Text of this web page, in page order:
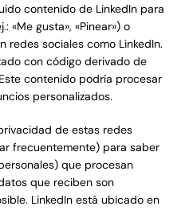
contenido de LinkedIn para
«Me gusta», «Pinear») o
redes sociales como LinkedIn.
con código derivado de
contenido podría procesar
personalizados.
de estas redes
frecuentemente) para saber
que procesan
que reciben son
LinkedIn está ubicado en